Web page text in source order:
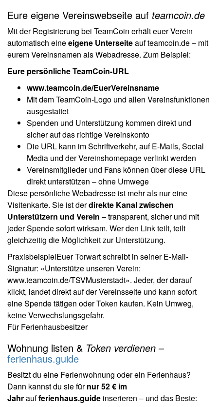
Eure eigene Vereinswebseite auf teamcoin.de
Mit der Registrierung bei TeamCoin erhält euer Verein
automatisch eineeigene Unterseiteauf teamcoin.de – mit
eurem Vereinsnamen als Webadresse. Zum Beispiel:
Eure persönliche TeamCoin-URL
www.teamcoin.de/EuerVereinsname
Mit dem TeamCoin-Logo und allen Vereinsfunktionen
ausgestattet
Spenden und Unterstützung kommen direkt und
sicher auf das richtige Vereinskonto
Die URL kann im Schriftverkehr, auf E-Mails, Social
Media und der Vereinshomepage verlinkt werden
Vereinsmitglieder und Fans können über diese URL
direkt unterstützen – ohne Umwege
Diese persönliche Webadresse ist mehr als nur eine
Visitenkarte. Sie ist derdirekte Kanal zwischen
Unterstützern und Verein – transparent, sicher und mit
jeder Spende sofort wirksam. Wer den Link teilt, teilt
gleichzeitig die Möglichkeit zur Unterstützung.
PraxisbeispielEuer Torwart schreibt in seiner E-Mail-
Signatur: «Unterstütze unseren Verein:
www.teamcoin.de/TSVMusterstadt». Jeder, der darauf
klickt, landet direkt auf der Vereinsseite und kann sofort
eine Spende tätigen oder Token kaufen. Kein Umweg,
keine Verwechslungsgefahr.
Für Ferienhausbesitzer
Wohnung listen & Token verdienen –
ferienhaus.guide
Besitzt du eine Ferienwohnung oder ein Ferienhaus?
Dann kannst du sie fürnur 52 € im
Jahraufferienhaus.guide inserieren – und das Beste: